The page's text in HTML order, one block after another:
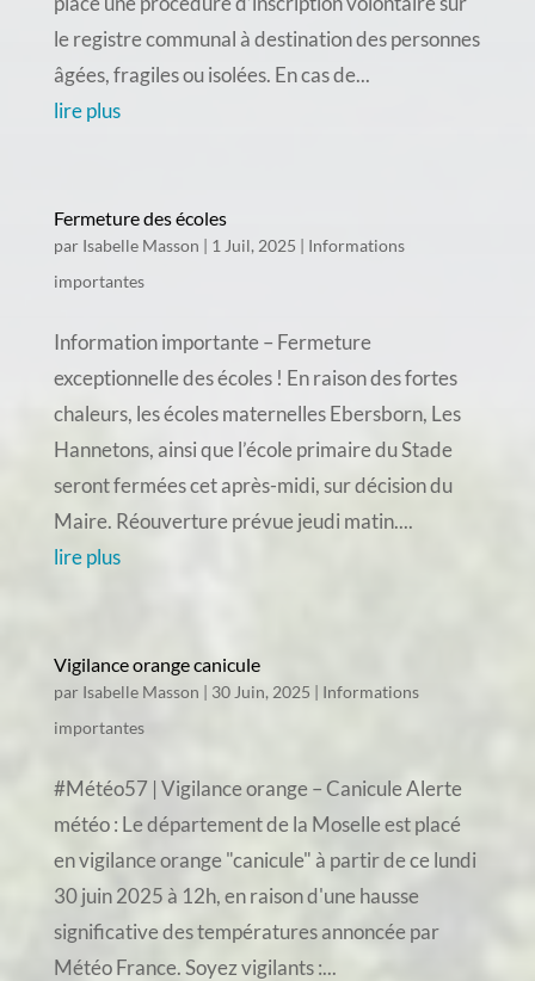
le registre communal à destination des personnes
âgées, fragiles ou isolées. En cas de...
lire plus
Fermeture des écoles
par Isabelle Masson | 1 Juil, 2025 | Informations
importantes
Information importante – Fermeture
exceptionnelle des écoles ! En raison des fortes
chaleurs, les écoles maternelles Ebersborn, Les
Hannetons, ainsi que l’école primaire du Stade
seront fermées cet après-midi, sur décision du
Maire. Réouverture prévue jeudi matin....
lire plus
Vigilance orange canicule
par Isabelle Masson | 30 Juin, 2025 | Informations
importantes
#Météo57 | Vigilance orange – Canicule Alerte
météo : Le département de la Moselle est placé
en vigilance orange "canicule" à partir de ce lundi
30 juin 2025 à 12h, en raison d'une hausse
significative des températures annoncée par
Météo France. Soyez vigilants :...